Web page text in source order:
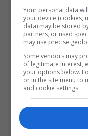
Your personal data
your device (cookies,
data) may be stored
partners, or used
may use precise
Some vendors may
of legitimate interest,
your options below.
or in the site menu to
and cookie settings.